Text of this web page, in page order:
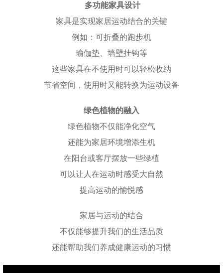
多功能家具设计
家具是实现家居运动结合的关键
例如：可折叠的跑步机
瑜伽垫、墙壁挂钩等
这些家具在不使用时可以轻松收纳
节省空间，使用时又能转换为运动设备
绿色植物的融入
绿色植物不仅能净化空气
还能为家居环境增添生机
在阳台或客厅摆放一些绿植
可以让人在运动时感受大自然
提高运动的愉悦感
家居与运动的结合
不仅能够提升我们的生活品质
还能帮助我们养成健康运动的习惯